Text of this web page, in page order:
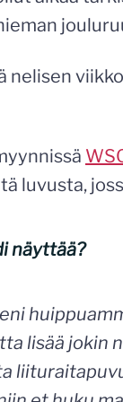
nelisen
luvusta,
näyttää?
lisää jokin